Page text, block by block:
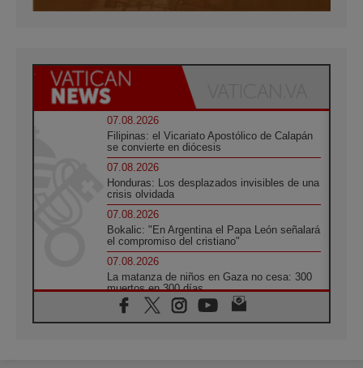
07.08.2026
Filipinas: el Vicariato Apostólico de Calapán
se convierte en diócesis
07.08.2026
Honduras: Los desplazados invisibles de una
crisis olvidada
07.08.2026
Bokalic: "En Argentina el Papa León señalará
el compromiso del cristiano"
07.08.2026
La matanza de niños en Gaza no cesa: 300
muertos en 300 días
07.08.2026
Tagle: La guerra desfigura el mundo, solo la